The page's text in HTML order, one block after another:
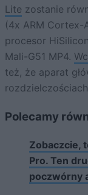
Lite zostanie
(4x ARM Cortex-
procesor
Mali-G51 MP4.
też, że aparat
Polecamy
Zobaczcie,
Pro. Ten
poczwórny